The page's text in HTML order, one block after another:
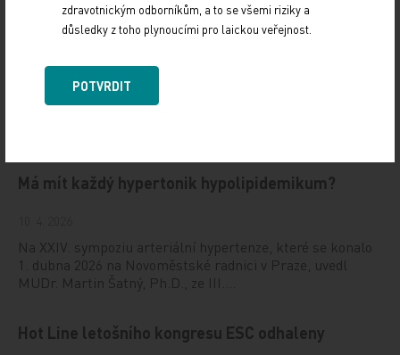
Má mít každý hypertonik hypolipidemikum?
Na XXIV. sympoziu arteriální hypertenze, které se konalo
1. dubna 2026 na Novoměstské radnici v Praze, uvedl
MUDr. Martin Šatný, Ph.D., ze III.…
Hot Line letošního kongresu ESC odhaleny
zdravotnickým odborníkům, a to se všemi riziky a
důsledky z toho plynoucími pro laickou veřejnost.
POTVRDIT